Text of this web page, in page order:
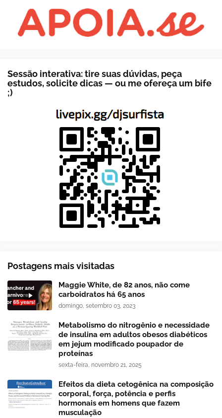
Sessão interativa: tire suas dúvidas, peça
estudos, solicite dicas — ou me ofereça um bife
;)
Postagens mais visitadas
Maggie White, de 82 anos, não come
carboidratos há 65 anos
domingo, setembro 03, 2023
Metabolismo do nitrogênio e necessidade
de insulina em adultos obesos diabéticos
em jejum modificado poupador de
proteínas
sexta-feira, novembro 21, 2025
Efeitos da dieta cetogênica na composição
corporal, força, potência e perfis
hormonais em homens que fazem
musculação